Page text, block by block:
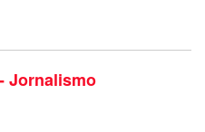
Jornalismo